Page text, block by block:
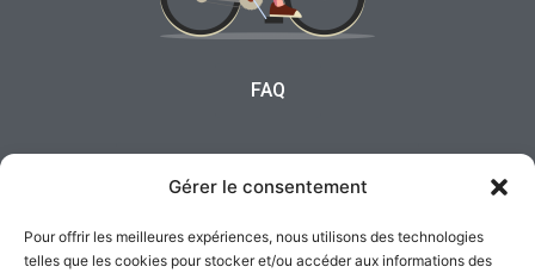
Gérer le consentement
Pour offrir les meilleures expériences, nous utilisons des technologies
telles que les cookies pour stocker et/ou accéder aux informations des
FAQ
Cookies